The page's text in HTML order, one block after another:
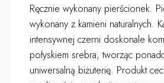
Ręcznie wykonany pierścionek.
wykonany z kamieni naturalnych.
intensywnej czerni doskonale
połyskiem srebra, tworząc
uniwersalną biżuterię. Produkt